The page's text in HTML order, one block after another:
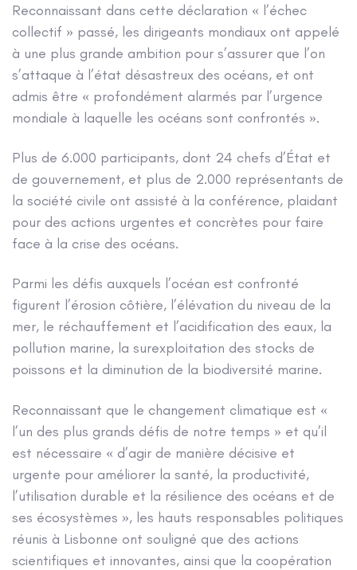
Reconnaissant dans cette déclaration « l’échec
collectif » passé, les dirigeants mondiaux ont appelé
à une plus grande ambition pour s’assurer que l’on
s’attaque à l’état désastreux des océans, et ont
admis être « profondément alarmés par l’urgence
mondiale à laquelle les océans sont confrontés ».
Plus de 6.000 participants, dont 24 chefs d’État et
de gouvernement, et plus de 2.000 représentants de
la société civile ont assisté à la conférence, plaidant
pour des actions urgentes et concrètes pour faire
face à la crise des océans.
Parmi les défis auxquels l’océan est confronté
figurent l’érosion côtière, l’élévation du niveau de la
mer, le réchauffement et l’acidification des eaux, la
pollution marine, la surexploitation des stocks de
poissons et la diminution de la biodiversité marine.
Reconnaissant que le changement climatique est «
l’un des plus grands défis de notre temps » et qu’il
est nécessaire « d’agir de manière décisive et
urgente pour améliorer la santé, la productivité,
l’utilisation durable et la résilience des océans et de
ses écosystèmes », les hauts responsables politiques
réunis à Lisbonne ont souligné que des actions
scientifiques et innovantes, ainsi que la coopération